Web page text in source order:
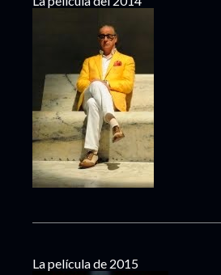
La película de 2015